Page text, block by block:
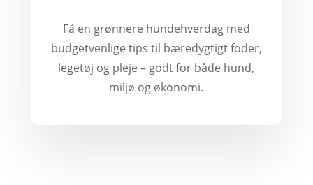
Få en grønnere hundehverdag med
budgetvenlige tips til bæredygtigt foder,
legetøj og pleje – godt for både hund,
miljø og økonomi.